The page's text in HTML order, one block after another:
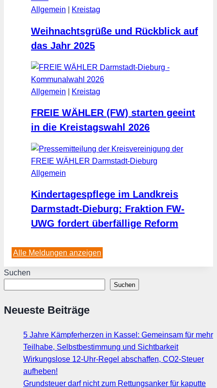
Allgemein Kreistag
Weihnachtsgrüße und Rückblick auf
das Jahr 2025
Allgemein Kreistag
FREIE WÄHLER (FW) starten geeint
in die Kreistagswahl 2026
Allgemein
Kindertagespflege im Landkreis
Darmstadt-Dieburg: Fraktion FW-
UWG fordert überfällige Reform
Alle Meldungen anzeigen
Suchen
Suchen
Neueste Beiträge
5 Jahre Kämpferherzen in Kassel: Gemeinsam für mehr
Teilhabe, Selbstbestimmung und Sichtbarkeit
Wirkungslose 12-Uhr-Regel abschaffen, CO2-Steuer
aufheben!
Grundsteuer darf nicht zum Rettungsanker für kaputte